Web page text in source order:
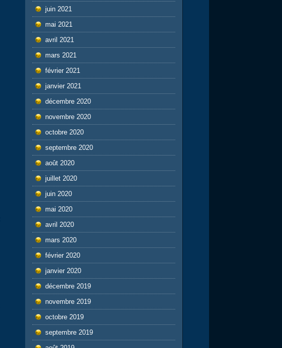
juin 2021
mai 2021
avril 2021
mars 2021
février 2021
janvier 2021
décembre 2020
novembre 2020
octobre 2020
septembre 2020
août 2020
juillet 2020
juin 2020
mai 2020
avril 2020
mars 2020
février 2020
janvier 2020
décembre 2019
novembre 2019
octobre 2019
septembre 2019